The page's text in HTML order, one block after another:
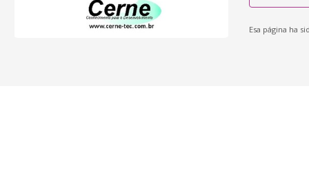
Esa página ha